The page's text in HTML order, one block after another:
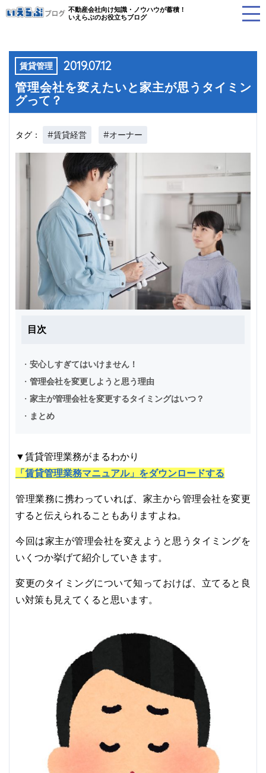
不動産会社向け知識・ノウハウが蓄積！
いえらぶのお役立ちブログ
賃貸管理 2019.07.12
管理会社を変えたいと家主が思うタイミン
グって？
タグ： #賃貸経営 #オーナー
目次
・ 安心しすぎてはいけません！
・ 管理会社を変更しようと思う理由
・ 家主が管理会社を変更するタイミングはいつ？
・ まとめ
▼賃貸管理業務がまるわかり
「賃貸管理業務マニュアル」をダウンロードする
管理業務に携わっていれば、家主から管理会社を変更
すると伝えられることもありますよね。
今回は家主が管理会社を変えようと思うタイミングを
いくつか挙げて紹介していきます。
変更のタイミングについて知っておけば、立てると良
い対策も見えてくると思います。